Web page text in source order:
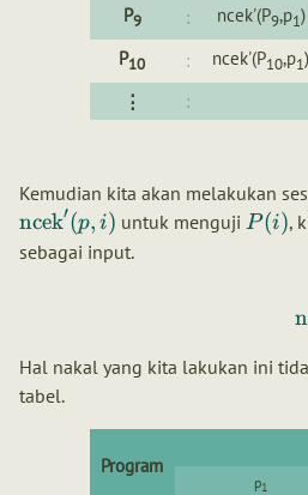
P9 : ncek'(P9,p1)
P10 : ncek'(P10,p1)
⋮ :
Kemudian kita akan melakukan
ncek′(p, i) untuk menguji P(i),
sebagai input.
Hal nakal yang kita lakukan ini
tabel.
Program
p1